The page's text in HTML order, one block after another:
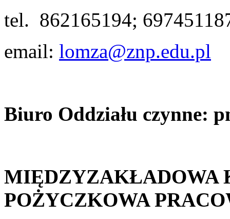
tel. 862165194;
email: lomza@znp.edu.pl
Biuro Oddziału czynne:
MIĘDZYZAKŁADOWA
POŻYCZKOWA